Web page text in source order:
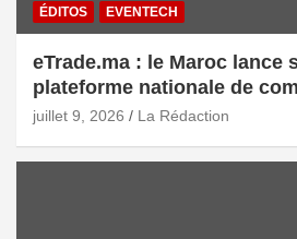
ÉDITOS EVENTECH
eTrade.ma : le Maroc lance
plateforme nationale de
électronique B2B pour
juillet 9, 2026 La Rédaction